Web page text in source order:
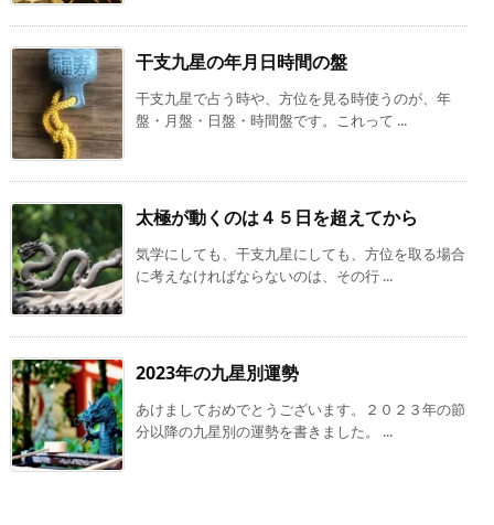
干支九星の年月日時間の盤
干支九星で占う時や、方位を見る時使うのが、年
盤・月盤・日盤・時間盤です。これって ...
太極が動くのは４５日を超えてから
気学にしても、干支九星にしても、方位を取る場合
に考えなければならないのは、その行 ...
2023年の九星別運勢
あけましておめでとうございます。２０２３年の節
分以降の九星別の運勢を書きました。 ...